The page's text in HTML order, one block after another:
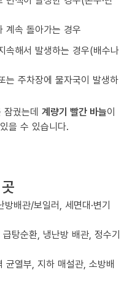
계속 돌아가는 경우
속해서 발생하는 경우(배수나
는 주차장에 물자국이 발생하
잠궜는데 계량기 빨간 바늘이
을 수 있습니다.
배관/보일러, 세면대·변기
탕순환, 냉난방 배관, 정수기
균열부, 지하 매설관, 소방배